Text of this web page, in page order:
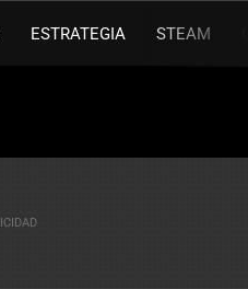
ESTRATEGIA STEAM